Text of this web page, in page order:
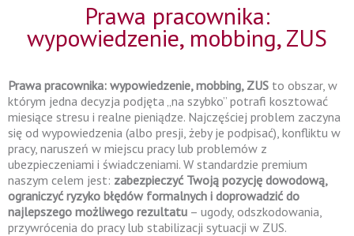
Prawa pracownika:
wypowiedzenie, mobbing, ZUS
Prawa pracownika: wypowiedzenie, mobbing, ZUS to obszar, w
którym jedna decyzja podjęta „na szybko” potrafi kosztować
miesiące stresu i realne pieniądze. Najczęściej problem zaczyna
się od wypowiedzenia (albo presji, żeby je podpisać), konfliktu w
pracy, naruszeń w miejscu pracy lub problemów z
ubezpieczeniami i świadczeniami. W standardzie premium
naszym celem jest: zabezpieczyć Twoją pozycję dowodową,
ograniczyć ryzyko błędów formalnych i doprowadzić do
najlepszego możliwego rezultatu – ugody, odszkodowania,
przywrócenia do pracy lub stabilizacji sytuacji w ZUS.